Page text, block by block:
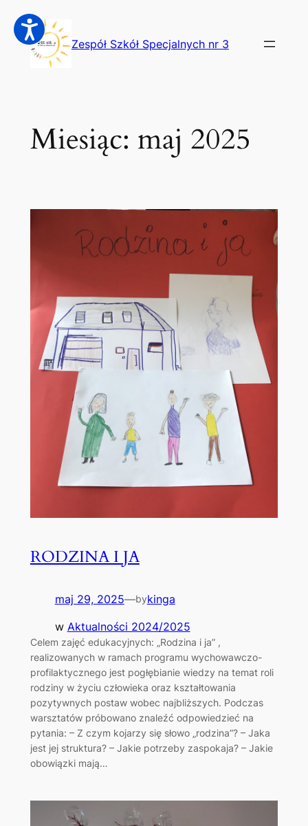
Przejdź
do
treści
Zespół Szkół Specjalnych nr 3
Miesiąc: maj 2025
RODZINA I JA
maj 29, 2025—bykinga
w Aktualności 2024/2025
Celem zajęć edukacyjnych: „Rodzina i ja” ,
realizowanych w ramach programu wychowawczo-
profilaktycznego jest pogłębianie wiedzy na temat roli
rodziny w życiu człowieka oraz kształtowania
pozytywnych postaw wobec najbliższych. Podczas
warsztatów próbowano znaleźć odpowiedzieć na
pytania: – Z czym kojarzy się słowo „rodzina”? – Jaka
jest jej struktura? – Jakie potrzeby zaspokaja? – Jakie
obowiązki mają…